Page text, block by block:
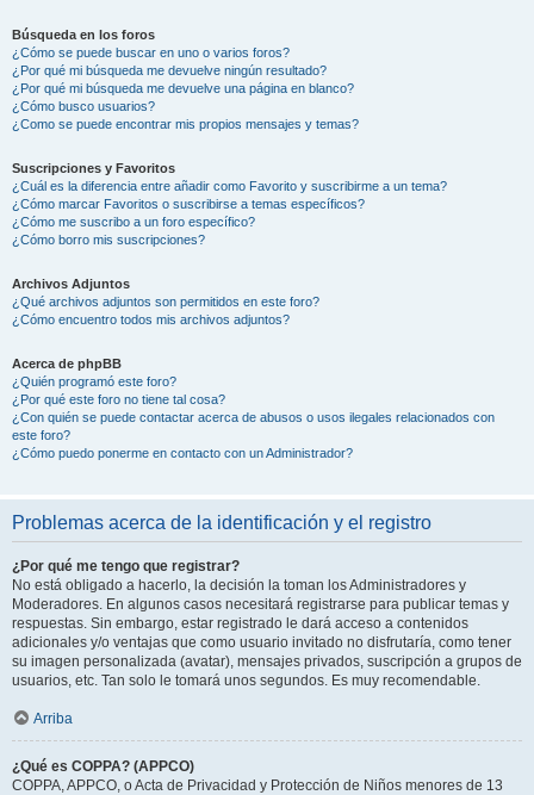
Búsqueda en los foros
¿Cómo se puede buscar en uno o varios foros?
¿Por qué mi búsqueda me devuelve ningún resultado?
¿Por qué mi búsqueda me devuelve una página en blanco?
¿Cómo busco usuarios?
¿Como se puede encontrar mis propios mensajes y temas?
Suscripciones y Favoritos
¿Cuál es la diferencia entre añadir como Favorito y suscribirme a un tema?
¿Cómo marcar Favoritos o suscribirse a temas específicos?
¿Cómo me suscribo a un foro específico?
¿Cómo borro mis suscripciones?
Archivos Adjuntos
¿Qué archivos adjuntos son permitidos en este foro?
¿Cómo encuentro todos mis archivos adjuntos?
Acerca de phpBB
¿Quién programó este foro?
¿Por qué este foro no tiene tal cosa?
¿Con quién se puede contactar acerca de abusos o usos ilegales relacionados con
este foro?
¿Cómo puedo ponerme en contacto con un Administrador?
Problemas acerca de la identificación y el registro
¿Por qué me tengo que registrar?
No está obligado a hacerlo, la decisión la toman los Administradores y
Moderadores. En algunos casos necesitará registrarse para publicar temas y
respuestas. Sin embargo, estar registrado le dará acceso a contenidos
adicionales y/o ventajas que como usuario invitado no disfrutaría, como tener
su imagen personalizada (avatar), mensajes privados, suscripción a grupos de
usuarios, etc. Tan solo le tomará unos segundos. Es muy recomendable.
Arriba
¿Qué es COPPA? (APPCO)
COPPA, APPCO, o Acta de Privacidad y Protección de Niños menores de 13